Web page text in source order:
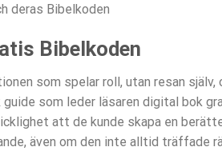
deras Bibelkoden
Bibelkoden
som spelar roll, utan resan själv,
som leder läsaren digital bok
att de kunde skapa en
även om den inte alltid träffade